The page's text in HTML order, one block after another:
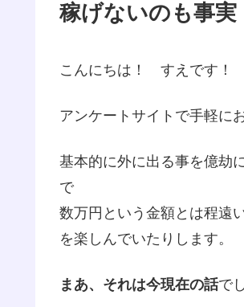
稼げないのも事実
こんにちは！ すえです！
アンケートサイトで手軽に
基本的に外に出る事を億劫
で
数万円という金額とは程遠
を楽しんでいたりします。
まあ、それは今現在の話で